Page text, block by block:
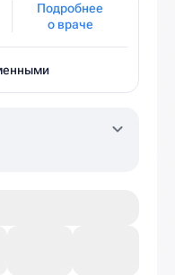
Подробнее
о враче